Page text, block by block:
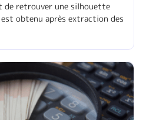
de retrouver une silhouette
obtenu après extraction des